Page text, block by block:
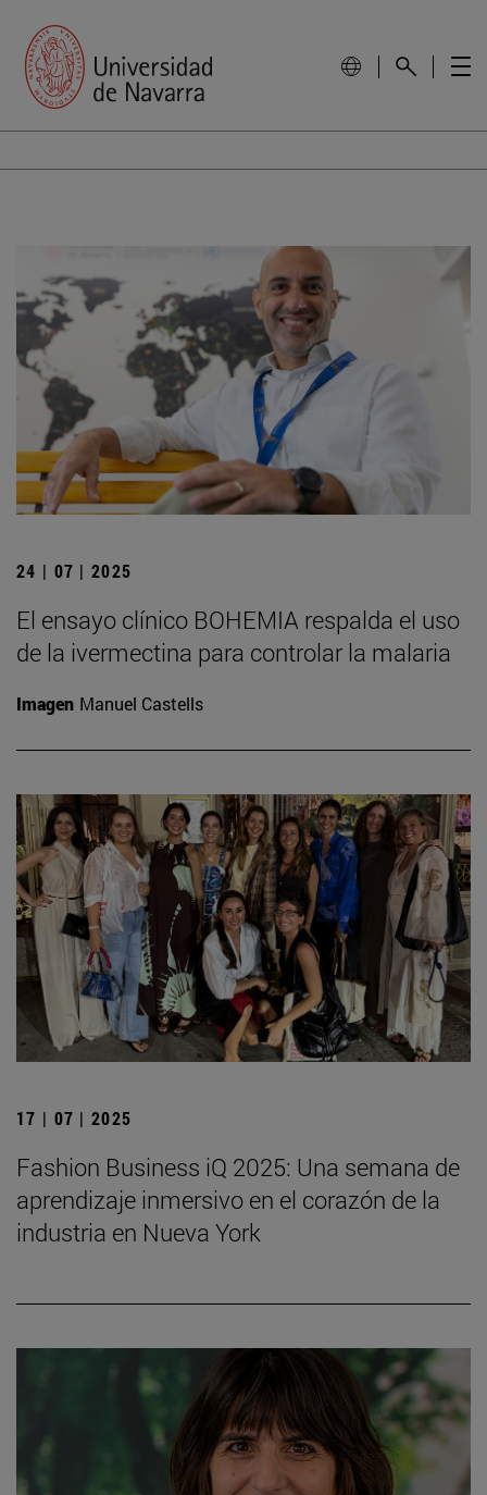
24 | 07 | 2025
El ensayo clínico BOHEMIA respalda el uso
de la ivermectina para controlar la malaria
Imagen Manuel Castells
17 | 07 | 2025
Fashion Business iQ 2025: Una semana de
aprendizaje inmersivo en el corazón de la
industria en Nueva York